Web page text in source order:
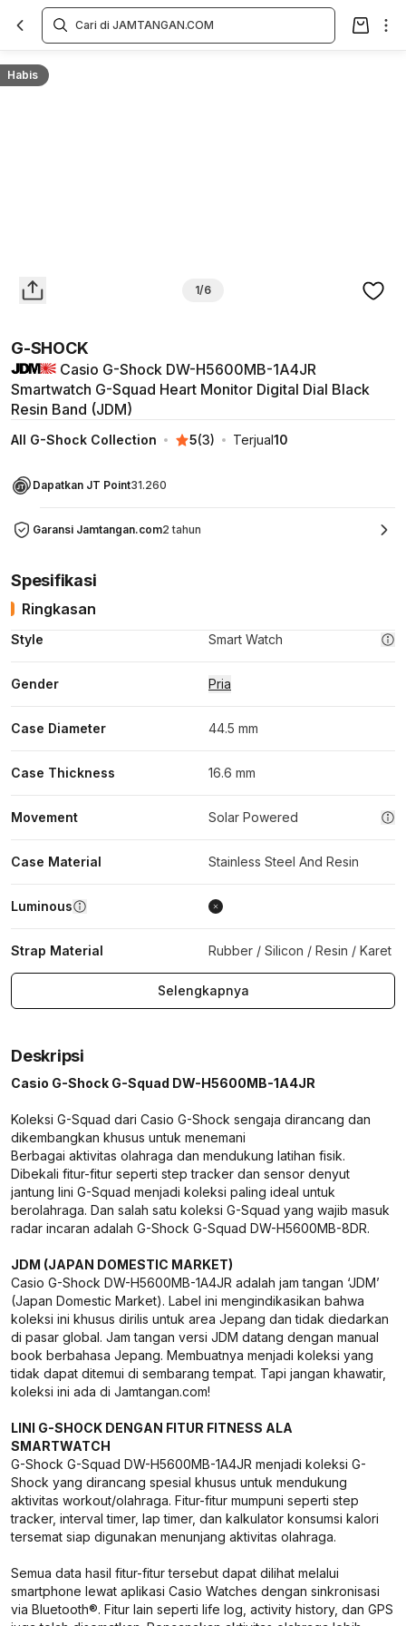
Habis
1/6
G-SHOCK
Casio G-Shock DW-H5600MB-1A4JR
Smartwatch G-Squad Heart Monitor Digital Dial Black
Resin Band (JDM)
All G-Shock Collection 5(3) Terjual10
Dapatkan JT Point31.260
Garansi Jamtangan.com2 tahun
Overview
Spesifikasi
Ringkasan
Style Smart Watch
Gender Pria
Case Diameter 44.5 mm
Case Thickness 16.6 mm
Movement Solar Powered
Case Material Stainless Steel And Resin
Luminous
Strap Material Rubber / Silicon / Resin / Karet
Selengkapnya
Deskripsi
Casio G-Shock G-Squad DW-H5600MB-1A4JR
Koleksi G-Squad dari Casio G-Shock sengaja dirancang dan
dikembangkan khusus untuk menemani
Berbagai aktivitas olahraga dan mendukung latihan fisik.
Dibekali fitur-fitur seperti step tracker dan sensor denyut
jantung lini G-Squad menjadi koleksi paling ideal untuk
berolahraga. Dan salah satu koleksi G-Squad yang wajib masuk
radar incaran adalah G-Shock G-Squad DW-H5600MB-8DR.
JDM (JAPAN DOMESTIC MARKET)
Casio G-Shock DW-H5600MB-1A4JR adalah jam tangan ‘JDM’
(Japan Domestic Market). Label ini mengindikasikan bahwa
koleksi ini khusus dirilis untuk area Jepang dan tidak diedarkan
di pasar global. Jam tangan versi JDM datang dengan manual
book berbahasa Jepang. Membuatnya menjadi koleksi yang
tidak dapat ditemui di sembarang tempat. Tapi jangan khawatir,
koleksi ini ada di Jamtangan.com!
LINI G-SHOCK DENGAN FITUR FITNESS ALA
SMARTWATCH
G-Shock G-Squad DW-H5600MB-1A4JR menjadi koleksi G-
Shock yang dirancang spesial khusus untuk mendukung
aktivitas workout/olahraga. Fitur-fitur mumpuni seperti step
tracker, interval timer, lap timer, dan kalkulator konsumsi kalori
tersemat siap digunakan menunjang aktivitas olahraga.
Semua data hasil fitur-fitur tersebut dapat dilihat melalui
smartphone lewat aplikasi Casio Watches dengan sinkronisasi
via Bluetooth®. Fitur lain seperti life log, activity history, dan GPS